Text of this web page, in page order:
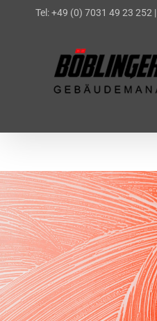
Tel: +49 (0) 7031 49 23 252|